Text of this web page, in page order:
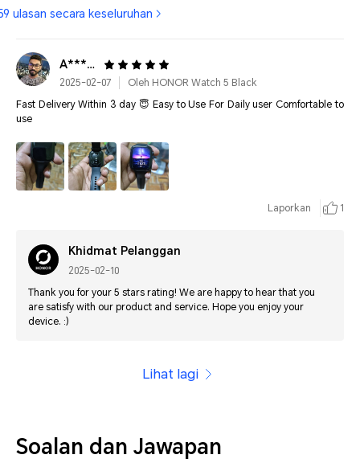
ulasan secara keseluruhan
A******************
2025-02-07
Oleh HONOR Watch 5 Black
Fast Delivery Within 3 day 😇 Easy to Use For Daily user Comfortable to
use
Laporkan 1
Khidmat Pelanggan
2025-02-10
Thank you for your 5 stars rating! We are happy to hear that you
are satisfy with our product and service. Hope you enjoy your
device. :)
Lihat lagi
Soalan dan Jawapan